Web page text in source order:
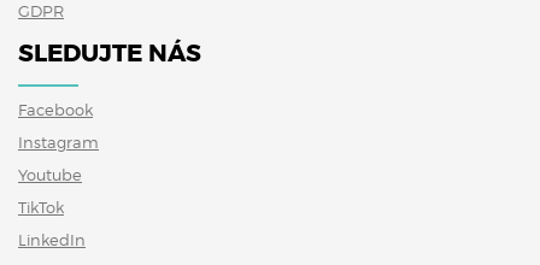
GDPR
SLEDUJTE NÁS
Facebook
Instagram
Youtube
TikTok
LinkedIn